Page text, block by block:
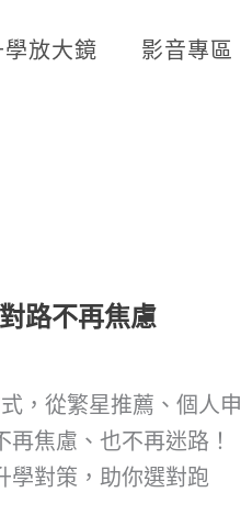
學放大鏡 影音專區
路不再焦慮
，從繁星推薦、個人申
焦慮、也不再迷路！
學對策，助你選對跑